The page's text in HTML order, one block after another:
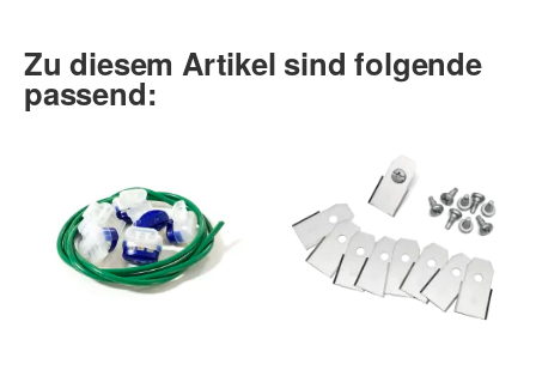
Zu diesem Artikel sind folgende
passend: